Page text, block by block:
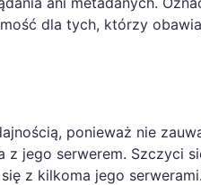
dla tych, którzy
ponieważ nie
z jego serwerem. Szczyci
z kilkoma jego